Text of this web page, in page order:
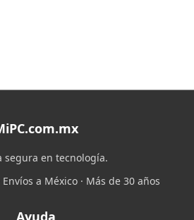
segura en tecnología.
a México · Más de 30 años
Ayuda